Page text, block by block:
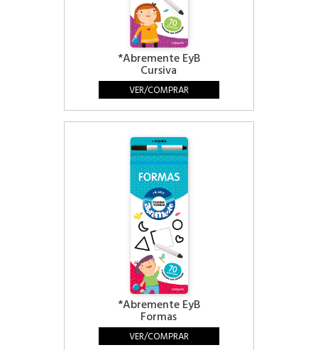
*Abremente EyB
Cursiva
VER/COMPRAR
*Abremente EyB
Formas
VER/COMPRAR